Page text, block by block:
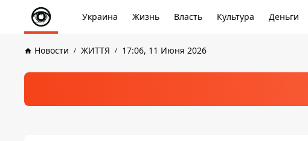
Украина Жизнь Власть Культура Деньги
Новости ЖИТТЯ 17:06, 11 Июня 2026